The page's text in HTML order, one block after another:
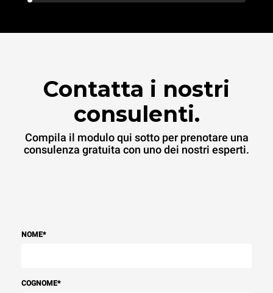
Contatta i nostri
consulenti.
Compila il modulo qui sotto per prenotare una
consulenza gratuita con uno dei nostri esperti.
NOME*
COGNOME*